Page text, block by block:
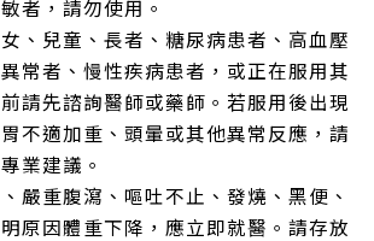
者，請勿使用。
、兒童、長者、糖尿病患者、高血壓
常者、慢性疾病患者，或正在服用其
請先諮詢醫師或藥師。若服用後出現
不適加重、頭暈或其他異常反應，請
業建議。
嚴重腹瀉、嘔吐不止、發燒、黑便、
原因體重下降，應立即就醫。請存放